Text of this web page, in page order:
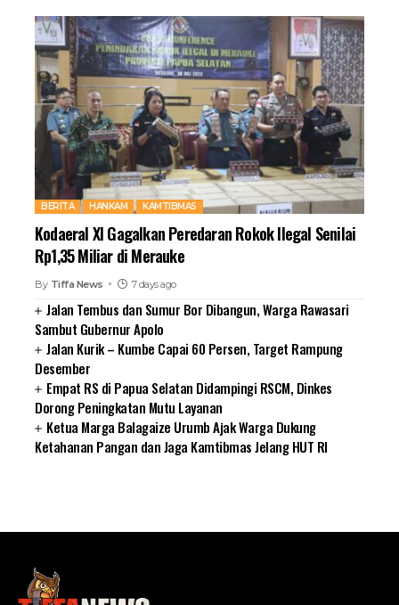
BERITA HANKAM KAMTIBMAS
Kodaeral XI Gagalkan Peredaran Rokok Ilegal Senilai
Rp1,35 Miliar di Merauke
By Tiffa News 7 days ago
Jalan Tembus dan Sumur Bor Dibangun, Warga Rawasari
Sambut Gubernur Apolo
Jalan Kurik – Kumbe Capai 60 Persen, Target Rampung
Desember
Empat RS di Papua Selatan Didampingi RSCM, Dinkes
Dorong Peningkatan Mutu Layanan
Ketua Marga Balagaize Urumb Ajak Warga Dukung
Ketahanan Pangan dan Jaga Kamtibmas Jelang HUT RI